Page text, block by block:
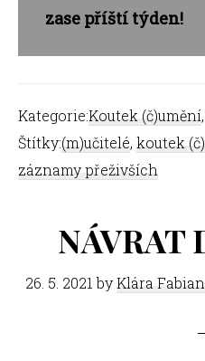
zase příští týden!
Kategorie:Koutek (č)umění,
Štítky:(m)učitelé, koutek
záznamy přeživších
NÁVRAT
26. 5. 2021 byKlára